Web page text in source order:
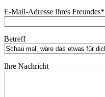
E-Mail-Adresse Ihres Freundes*
Betreff
Ihre Nachricht